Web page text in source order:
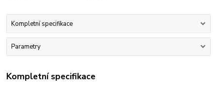
Kompletní specifikace
Parametry
Kompletní specifikace